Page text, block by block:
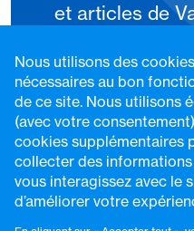
et articles de
S'abonner
Nous utilisons des cookies
nécessaires au bon
de ce site. Nous utilisons
(avec votre
cookies supplémentaires
collecter des
vous interagissez avec le
d’améliorer votre